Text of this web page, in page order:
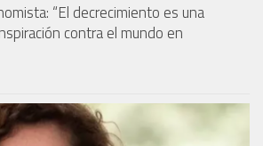
“El decrecimiento es una
contra el mundo en